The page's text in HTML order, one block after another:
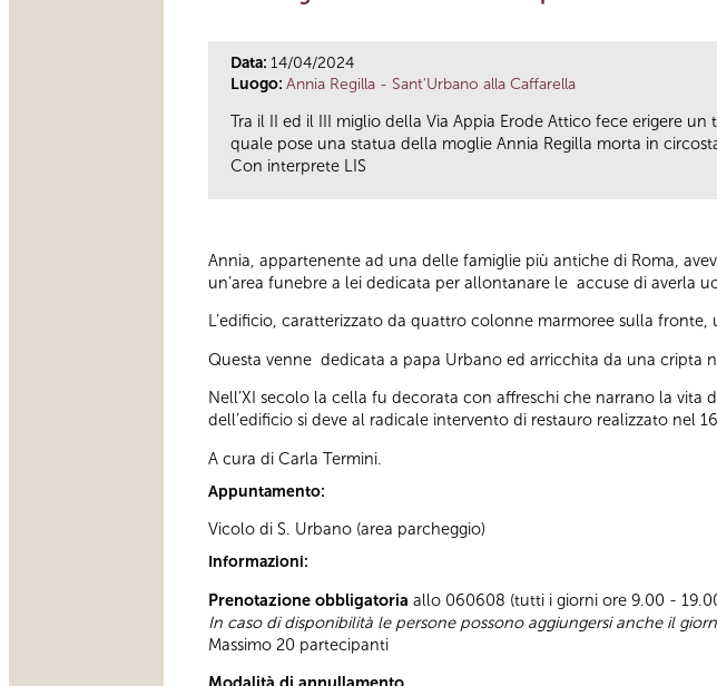
Data: 14/04/2024
Luogo: Annia Regilla - Sant'Urbano alla Caffarella
Tra il II ed il III miglio della Via Appia Erode Attico fece erigere
quale pose una statua della moglie Annia Regilla morta in
Con interprete LIS
Annia, appartenente ad una delle famiglie più antiche di Roma,
un’area funebre a lei dedicata per allontanare le accuse di averla
L’edificio, caratterizzato da quattro colonne marmoree sulla
Questa venne dedicata a papa Urbano ed arricchita da una cripta
Nell’XI secolo la cella fu decorata con affreschi che narrano la vita
dell’edificio si deve al radicale intervento di restauro realizzato nel
A cura di Carla Termini.
Appuntamento:
Vicolo di S. Urbano (area parcheggio)
Informazioni:
Prenotazione obbligatoria allo 060608 (tutti i giorni ore 9.00 -
In caso di disponibilità le persone possono aggiungersi anche il
Massimo 20 partecipanti